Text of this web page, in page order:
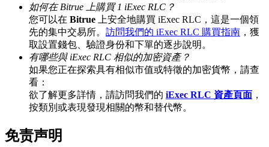
BTC 專享獎勵
BTC 專享獎勵
充值並交易BTC瓜分 25,000 USDT 獎池！
如何在 Bitrue 上購買 1 iExec RLC？
您可以在 Bitrue 上安全地購買 iExec RLC，這是一個領
先的集中交易所。 訪問我們的 iExec RLC 購買指南 ，獲
取設置錢包、驗證身份和下單的逐步說明。
有哪些與 iExec RLC 相似的加密資產？
如果您正在探索具有相似市值或特徵的加密貨幣，請查
看：
欲了解更多詳情，請訪問我們的 iExec RLC 資產頁面 ，
按類別或表現發現相關的幣和替代幣。
免责声明